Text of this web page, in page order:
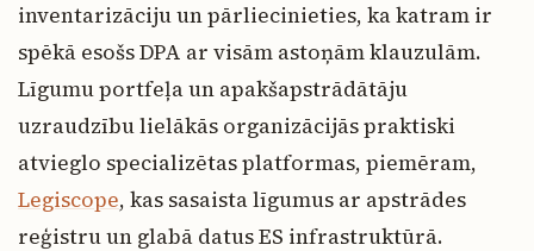
inventarizāciju un pārliecinieties, ka katram ir
spēkā esošs DPA ar visām astoņām klauzulām.
Līgumu portfeļa un apakšapstrādātāju
uzraudzību lielākās organizācijās praktiski
atvieglo specializētas platformas, piemēram,
Legiscope, kas sasaista līgumus ar apstrādes
reģistru un glabā datus ES infrastruktūrā.